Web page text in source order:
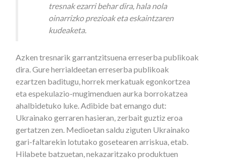
tresnak ezarri behar dira, hala nola
oinarrizko prezioak eta eskaintzaren
kudeaketa.
Azken tresnarik garrantzitsuena erreserba publikoak
dira. Gure herrialdeetan erreserba publikoak
ezartzen baditugu, horrek merkatuak egonkortzea
eta espekulazio-mugimenduen aurka borrokatzea
ahalbidetuko luke. Adibide bat emango dut:
Ukrainako gerraren hasieran, zerbait guztiz eroa
gertatzen zen. Medioetan saldu ziguten Ukrainako
gari-faltarekin lotutako gosetearen arriskua, etab.
Hilabete batzuetan, nekazaritzako produktuen